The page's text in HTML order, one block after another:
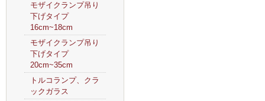
モザイクランプ吊り
下げタイプ
16cm~18cm
モザイクランプ吊り
下げタイプ
20cm~35cm
トルコランプ、クラ
ックガラス